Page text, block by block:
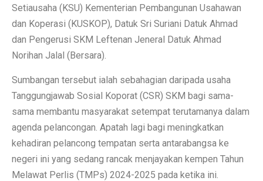
Setiausaha (KSU) Kementerian Pembangunan Usahawan
dan Koperasi (KUSKOP), Datuk Sri Suriani Datuk Ahmad
dan Pengerusi SKM Leftenan Jeneral Datuk Ahmad
Norihan Jalal (Bersara).
Sumbangan tersebut ialah sebahagian daripada usaha
Tanggungjawab Sosial Koporat (CSR) SKM bagi sama-
sama membantu masyarakat setempat terutamanya dalam
agenda pelancongan. Apatah lagi bagi meningkatkan
kehadiran pelancong tempatan serta antarabangsa ke
negeri ini yang sedang rancak menjayakan kempen Tahun
Melawat Perlis (TMPs) 2024-2025 pada ketika ini.